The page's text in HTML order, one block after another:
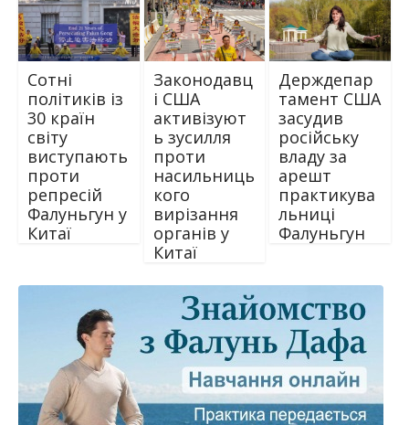
Сотні
політиків із
30 країн
світу
виступають
проти
репресій
Фалуньгун у
Китаї
Законодавц
і США
активізуют
ь зусилля
проти
насильниць
кого
вирізання
органів у
Китаї
Держдепар
тамент США
засудив
російську
владу за
арешт
практикува
льниці
Фалуньгун